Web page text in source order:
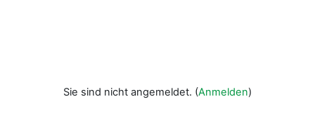
Sie sind nicht angemeldet. (Anmelden)